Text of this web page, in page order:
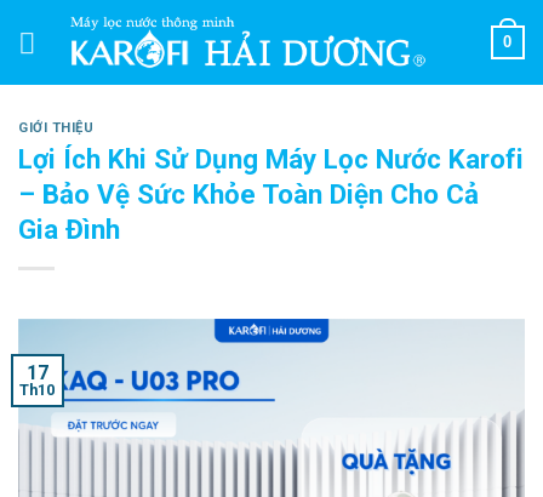
0
GIỚI THIỆU
Lợi Ích Khi Sử Dụng Máy Lọc Nước Karofi
– Bảo Vệ Sức Khỏe Toàn Diện Cho Cả
Gia Đình
17
Th10